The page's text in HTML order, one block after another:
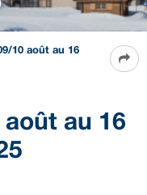
10 août au 16
au 16